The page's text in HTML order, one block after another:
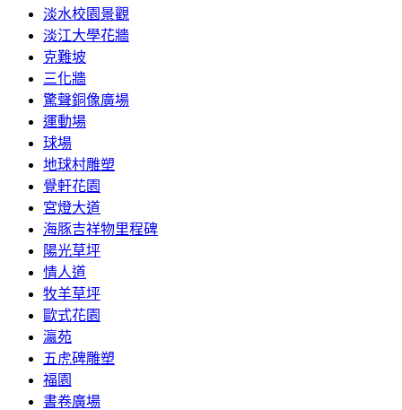
淡水校園景觀
淡江大學花牆
克難坡
三化牆
驚聲銅像廣場
運動場
球場
地球村雕塑
覺軒花園
宮燈大道
海豚吉祥物里程碑
陽光草坪
情人道
牧羊草坪
歐式花園
瀛苑
五虎碑雕塑
福園
書卷廣場